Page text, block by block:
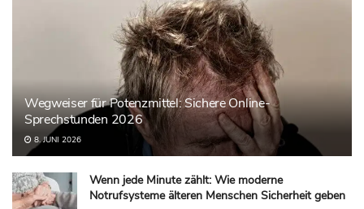
Wegweiser für Potenzmittel: Sichere Online-
Sprechstunden 2026
8. JUNI 2026
Wenn jede Minute zählt: Wie moderne
Notrufsysteme älteren Menschen Sicherheit geben